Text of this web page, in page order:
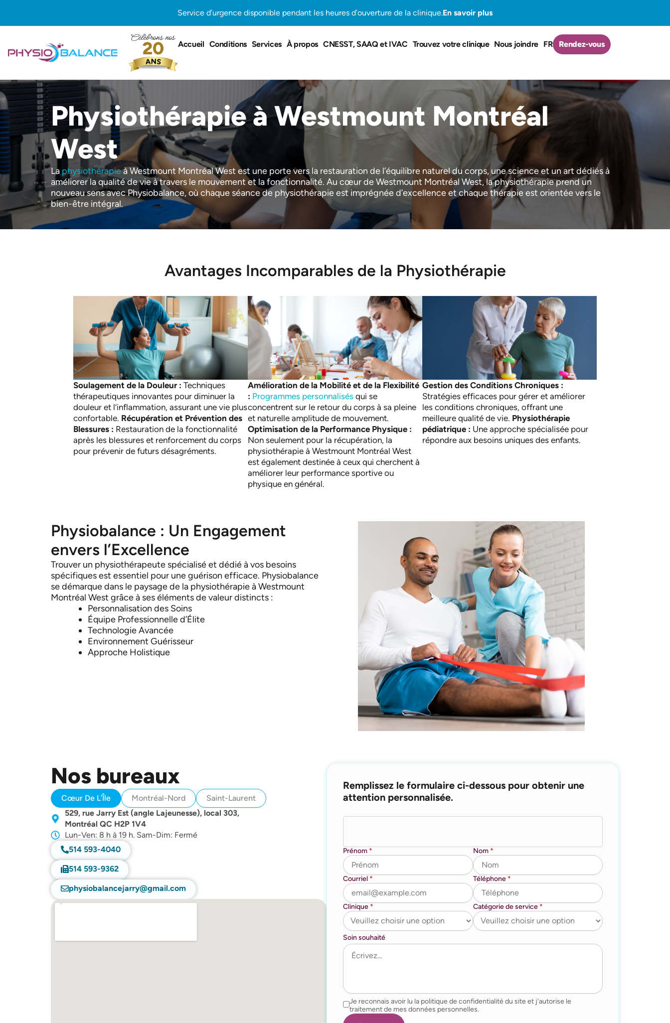
Service d’urgence disponible pendant les heures d’ouverture de la clinique.En savoir plus
Accueil Conditions Services À propos CNESST, SAAQ et IVAC Trouvez votre clinique Nous joindre FR Rendez-vous
Physiothérapie à Westmount Montréal
West
La physiothérapieà Westmount Montréal West est une porte vers la restauration de l’équilibre naturel du corps, une science et un art dédiés à
améliorer la qualité de vie à travers le mouvement et la fonctionnalité. Au cœur de Westmount Montréal West, la physiothérapie prend un
nouveau sens avec Physiobalance, où chaque séance de physiothérapie est imprégnée d’excellence et chaque thérapie est orientée vers le
bien-être intégral.
Avantages Incomparables de la Physiothérapie
Soulagement de la Douleur : Techniques
thérapeutiques innovantes pour diminuer la
douleur et l’inflammation, assurant une vie plus
confortable. Récupération et Prévention des
Blessures : Restauration de la fonctionnalité
après les blessures et renforcement du corps
pour prévenir de futurs désagréments.
Amélioration de la Mobilité et de la Flexibilité
: Programmes personnalisés qui se
concentrent sur le retour du corps à sa pleine
et naturelle amplitude de mouvement.
Optimisation de la Performance Physique :
Non seulement pour la récupération, la
physiothérapie à Westmount Montréal West
est également destinée à ceux qui cherchent à
améliorer leur performance sportive ou
physique en général.
Gestion des Conditions Chroniques :
Stratégies efficaces pour gérer et améliorer
les conditions chroniques, offrant une
meilleure qualité de vie. Physiothérapie
pédiatrique : Une approche spécialisée pour
répondre aux besoins uniques des enfants.
Physiobalance : Un Engagement
envers l’Excellence
Trouver un physiothérapeute spécialisé et dédié à vos besoins
spécifiques est essentiel pour une guérison efficace. Physiobalance
se démarque dans le paysage de la physiothérapie à Westmount
Montréal West grâce à ses éléments de valeur distincts :
Personnalisation des Soins
Équipe Professionnelle d’Élite
Technologie Avancée
Environnement Guérisseur
Approche Holistique
Nos bureaux
Cœur De L’Île Montréal-Nord
Saint-Laurent
529, rue Jarry Est (angle Lajeunesse), local 303,
Montréal QC H2P 1V4
Lun-Ven: 8 h à 19 h. Sam-Dim: Fermé
514 593-4040
514 593-9362
physiobalancejarry@gmail.com
Remplissez le formulaire ci-dessous pour obtenir une
attention personnalisée.
Prénom * Nom *
Courriel * Téléphone *
Clinique * Catégorie de service *
Soin souhaité
Je reconnais avoir lu la politique de confidentialité du site et j'autorise le
traitement de mes données personnelles.